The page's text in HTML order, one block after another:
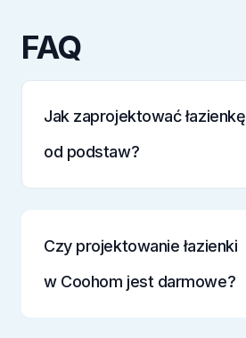
FAQ
Jak zaprojektować łazienkę
od podstaw?
Czy projektowanie łazienki
w Coohom jest darmowe?